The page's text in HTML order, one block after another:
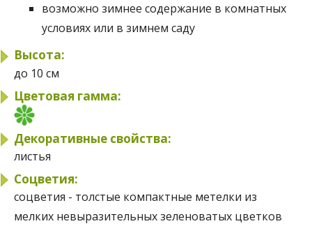
возможно зимнее содержание в комнатных
условиях или в зимнем саду
Высота:
до 10 см
Цветовая гамма:
Декоративные свойства:
листья
Соцветия:
соцветия - толстые компактные метелки из
мелких невыразительных зеленоватых цветков